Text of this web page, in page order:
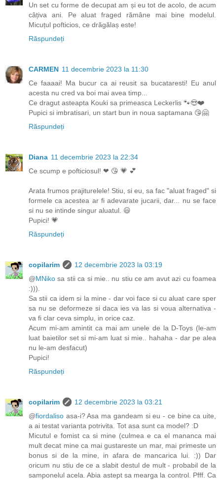
Un set cu forme de decupat am și eu tot de acolo, de acum
câțiva ani. Pe aluat fraged rămâne mai bine modelul.
Micuțul pofticios, ce drăgălaș este!
Răspundeți
CARMEN 11 decembrie 2023 la 11:30
Ce faaaai! Ma bucur ca ai reusit sa bucataresti! Eu anul
acesta nu cred va boi mai avea timp...
Ce dragut asteapta Kouki sa primeasca Leckerlis 🐾😍❤️
Pupici si imbratisari, un start bun in noua saptamana 😘🤗
Răspundeți
Diana 11 decembrie 2023 la 22:34
Ce scump e pofticiosul! ❤ 😘 💗 💕
Arata frumos prajiturelele! Stiu, si eu, sa fac "aluat fraged" si
formele ca acestea ar fi adevarate jucarii, dar... nu se face
si nu se intinde singur aluatul. 😃
Pupici! 💗
Răspundeți
copilarim
12 decembrie 2023 la 03:19
@MNiko sa stii ca si mie.. nu stiu ce am avut azi cu foamea
:))).
Sa stii ca idem si la mine - dar voi face si cu aluat care sper
sa nu se deformeze si daca ies va las si voua alternativa -
va fi clar ceva simplu, in orice caz.
Acum mi-am amintit ca mai am unele de la D-Toys (le-am
luat baietilor set si mi-am luat si mie.. hahaha - dar pe alea
nu le-am desfacut)
Pupici!
Răspundeți
copilarim
12 decembrie 2023 la 03:21
@fiordaliso asa-i? Asa ma gandeam si eu - ce bine ca uite,
a ai testat varianta potrivita. Tot asa sunt ca model? :D
Micutul e fomist ca si mine (culmea e ca el mananca mai
mult decat mine ca mai gustareste un mar, mai primeste un
bonus si de la mine, in afara de mancarica lui. :)) Dar
oricum nu stiu de ce a slabit destul de mult - probabil de la
samponelul acela. Abia astept sa mearga la control. Pfff. Ca